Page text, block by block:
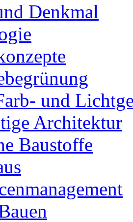
Denkmal
und
Architektur
Baustoffe